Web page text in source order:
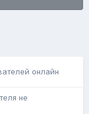
онлайн
не